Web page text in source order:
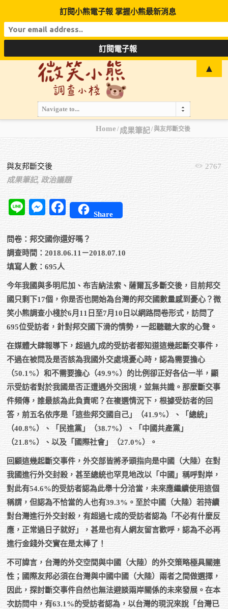
Navigate to...
Home 成果筆記 與友邦斷交後
與友邦斷交後
2767
成果筆記, 政治議題
Line MessengerFacebook
Share
問卷：邦交國你還好嗎？
調查時間：2018.06.11－2018.07.10
填寫人數：695人
今年我國與多明尼加、布吉納法索、薩爾瓦多斷交後，目前邦交
國只剩下17個，你是否也開始為台灣的邦交國數量感到憂心？微
笑小熊調查小棧於6月11日至7月10日以網路問卷形式，訪問了
695位受訪者，針對邦交國下滑的情勢，一起聽聽大家的心聲。
在媒體大肆報導下，超過九成的受訪者都知道這幾起斷交事件，
不過在被問及是否該為我國外交處境憂心時，認為需要擔心
（50.1%）和不需要擔心（49.9%）的比例卻正好各佔一半，顯
示受訪者對於我國是否正遭遇外交困境，並無共識。那麼斷交事
件頻傳，誰最該為此負責呢？在複選情況下，根據受訪者的回
答，前五名依序是「這些邦交國自己」（41.9%）、「總統」
（40.8%）、「民進黨」（38.7%）、「中國共產黨」
（21.8%）、以及「國際社會」（27.0%）。
回顧這幾起斷交事件，外交部皆將矛頭指向是中國（大陸）在對
我國進行外交封殺，甚至總統也罕見地改以「中國」稱呼對岸，
對此有54.6%的受訪者認為此舉十分洽當，未來應繼續使用這個
稱謂，但認為不恰當的人也有39.3%。至於中國（大陸）若持續
對台灣進行外交封殺，有超過七成的受訪者認為「不必有什麼反
應，正常過日子就好」，甚是也有人網友留言歡呼，認為不必再
進行金錢外交實在是太棒了！
不可諱言，台灣的外交空間與中國（大陸）的外交策略極具關連
性；國際友邦必須在台灣與中國中國（大陸）兩者之間做選擇，
因此，探討斷交事件自然也無法避談兩岸關係的未來發展。在本
次訪問中，有63.1%的受訪者認為，以台灣的現況來說「台灣已
訂閱小熊電子報 掌握小熊最新消息
▲